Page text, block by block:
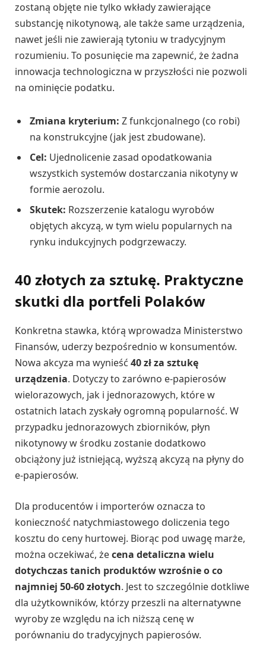
zostaną objęte nie tylko wkłady zawierające
substancję nikotynową, ale także same urządzenia,
nawet jeśli nie zawierają tytoniu w tradycyjnym
rozumieniu. To posunięcie ma zapewnić, że żadna
innowacja technologiczna w przyszłości nie pozwoli
na ominięcie podatku.
Zmiana kryterium: Z funkcjonalnego (co robi)
na konstrukcyjne (jak jest zbudowane).
Cel: Ujednolicenie zasad opodatkowania
wszystkich systemów dostarczania nikotyny w
formie aerozolu.
Skutek: Rozszerzenie katalogu wyrobów
objętych akcyzą, w tym wielu popularnych na
rynku indukcyjnych podgrzewaczy.
40 złotych za sztukę. Praktyczne
skutki dla portfeli Polaków
Konkretna stawka, którą wprowadza Ministerstwo
Finansów, uderzy bezpośrednio w konsumentów.
Nowa akcyza ma wynieść 40 zł za sztukę
urządzenia. Dotyczy to zarówno e-papierosów
wielorazowych, jak i jednorazowych, które w
ostatnich latach zyskały ogromną popularność. W
przypadku jednorazowych zbiorników, płyn
nikotynowy w środku zostanie dodatkowo
obciążony już istniejącą, wyższą akcyzą na płyny do
e-papierosów.
Dla producentów i importerów oznacza to
konieczność natychmiastowego doliczenia tego
kosztu do ceny hurtowej. Biorąc pod uwagę marże,
można oczekiwać, żecena detaliczna wielu
dotychczas tanich produktów wzrośnie o co
najmniej 50-60 złotych. Jest to szczególnie dotkliwe
dla użytkowników, którzy przeszli na alternatywne
wyroby ze względu na ich niższą cenę w
porównaniu do tradycyjnych papierosów.